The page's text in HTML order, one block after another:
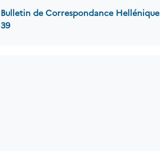
Bulletin de Correspondance Hellénique
39